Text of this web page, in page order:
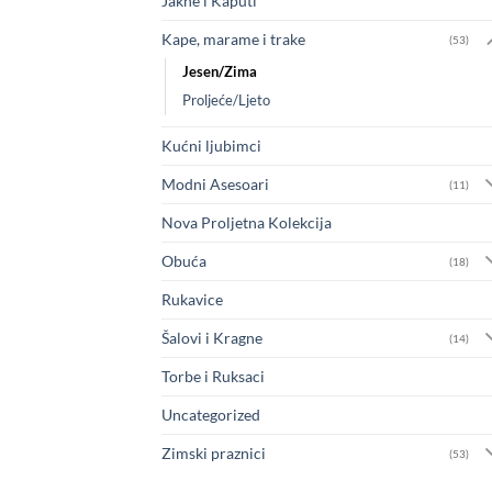
Kape, marame i trake (53)
Jesen/Zima
Proljeće/Ljeto
Kućni ljubimci
Modni Asesoari (11)
Nova Proljetna Kolekcija
Obuća (18)
Rukavice
Šalovi i Kragne (14)
Torbe i Ruksaci
Uncategorized
Zimski praznici (53)